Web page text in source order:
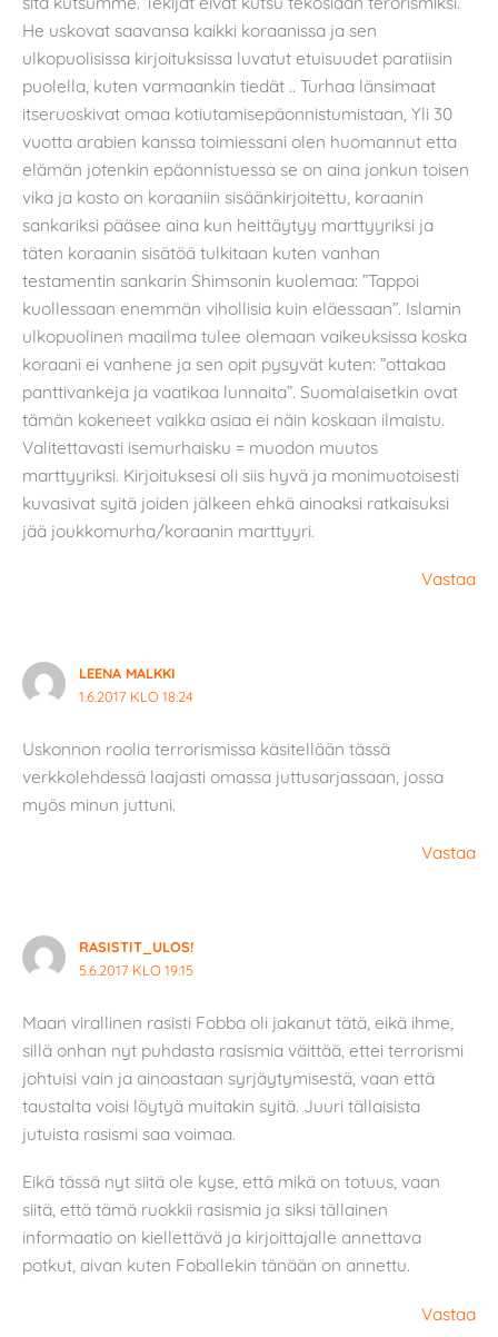
He uskovat saavansa kaikki koraanissa ja sen
ulkopuolisissa kirjoituksissa luvatut etuisuudet paratiisin
puolella, kuten varmaankin tiedät .. Turhaa länsimaat
itseruoskivat omaa kotiutamisepäonnistumistaan, Yli 30
vuotta arabien kanssa toimiessani olen huomannut etta
elämän jotenkin epäonnistuessa se on aina jonkun toisen
vika ja kosto on koraaniin sisäänkirjoitettu, koraanin
sankariksi pääsee aina kun heittäytyy marttyyriksi ja
täten koraanin sisätöä tulkitaan kuten vanhan
testamentin sankarin Shimsonin kuolemaa: ”Tappoi
kuollessaan enemmän vihollisia kuin eläessaan”. Islamin
ulkopuolinen maailma tulee olemaan vaikeuksissa koska
koraani ei vanhene ja sen opit pysyvät kuten: ”ottakaa
panttivankeja ja vaatikaa lunnaita”. Suomalaisetkin ovat
tämän kokeneet vaikka asiaa ei näin koskaan ilmaistu.
Valitettavasti isemurhaisku = muodon muutos
marttyyriksi. Kirjoituksesi oli siis hyvä ja monimuotoisesti
kuvasivat syitä joiden jälkeen ehkä ainoaksi ratkaisuksi
jää joukkomurha/koraanin marttyyri.
Vastaa
LEENA MALKKI
1.6.2017 KLO 18:24
Uskonnon roolia terrorismissa käsitellään tässä
verkkolehdessä laajasti omassa juttusarjassaan, jossa
myös minun juttuni.
Vastaa
RASISTIT_ULOS!
5.6.2017 KLO 19:15
Maan virallinen rasisti Fobba oli jakanut tätä, eikä ihme,
sillä onhan nyt puhdasta rasismia väittää, ettei terrorismi
johtuisi vain ja ainoastaan syrjäytymisestä, vaan että
taustalta voisi löytyä muitakin syitä. Juuri tällaisista
jutuista rasismi saa voimaa.
Eikä tässä nyt siitä ole kyse, että mikä on totuus, vaan
siitä, että tämä ruokkii rasismia ja siksi tällainen
informaatio on kiellettävä ja kirjoittajalle annettava
potkut, aivan kuten Foballekin tänään on annettu.
Vastaa